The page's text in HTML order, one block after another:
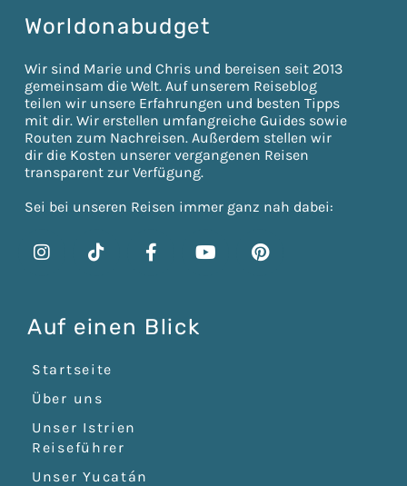
Erforderlichen Service akzeptieren
Worldonabudget
Wir sind Marie und Chris und bereisen seit 2013
gemeinsam die Welt. Auf unserem Reiseblog
teilen wir unsere Erfahrungen und besten Tipps
mit dir. Wir erstellen umfangreiche Guides sowie
Routen zum Nachreisen. Außerdem stellen wir
dir die Kosten unserer vergangenen Reisen
transparent zur Verfügung.
Sei bei unseren Reisen immer ganz nah dabei:
Auf einen Blick
Startseite
Über uns
Unser Istrien
Reiseführer
Unser Yucatán